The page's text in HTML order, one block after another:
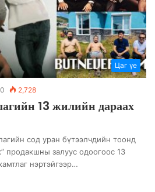
Цаг үе
0 2,728
13 жилийн дараах
сод уран бүтээлчдийн тоонд
продакшны залуус одоогоос 13
нэртэйгээр…